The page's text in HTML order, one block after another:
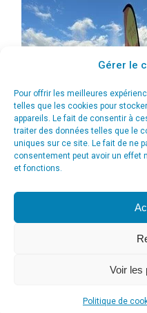
Gérer le
Pour offrir les meilleures
telles que les cookies pour
appareils. Le fait de consentir à
traiter des données telles que le
uniques sur ce site. Le fait de ne
consentement peut avoir un effet
et fonctions.
Voir les
Politique de
© Agence Communication